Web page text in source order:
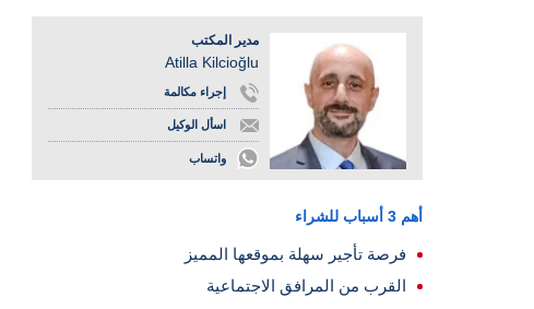
أهم 3 أسباب للشراء
فرصة تأجير سهلة بموقعها المميز
القرب من المرافق الاجتماعية
مدير المكتب
Atilla Kilcioğlu
إجراء مكالمة
اسأل الوكيل
واتساب